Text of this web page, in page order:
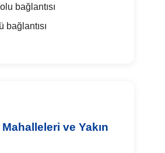
bağlantısı
bağlantısı
ve Yakın